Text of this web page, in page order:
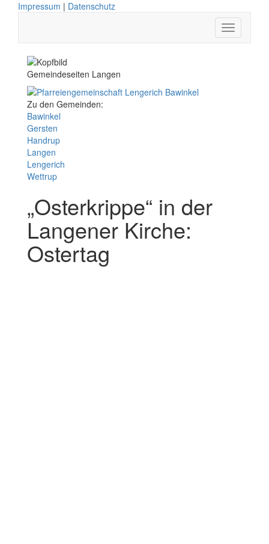
Impressum | Datenschutz
Gemeindeseiten Langen
Zu den Gemeinden:
Bawinkel
Gersten
Handrup
Langen
Lengerich
Wettrup
„Osterkrippe“ in der
Langener Kirche:
Ostertag